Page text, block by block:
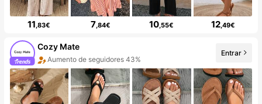
11 ,83€ 7,84€ 10 ,55€ 12,49€
Cozy Mate
Aumento de seguidores 43%
Entrar